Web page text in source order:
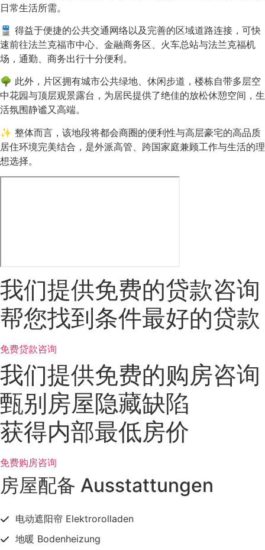
日常生活所需。
🚆 得益于便捷的公共交通网络以及完善的区域道路连接，可快
速前往法兰克福市中心、金融商务区、火车总站与法兰克福机
场，通勤、商务出行十分便利。
🌳 此外，片区拥有城市公共绿地、休闲步道，楼栋自带多层空
中花园与顶层观景露台，为居民提供了绝佳的放松休憩空间，生
活氛围静谧又高端。
✨ 整体而言，该地段将都会商圈的便利性与高层豪宅的高品质
居住环境完美结合，是外派高管、跨国家庭兼顾工作与生活的理
想选择。
我们提供免费的贷款咨询
帮您找到条件最好的贷款
免费贷款咨询
我们提供免费的购房咨询
甄别房屋隐藏缺陷
获得内部最低房价
免费购房咨询
房屋配备 Ausstattungen
电动遮阳帘 Elektrorolladen
地暖 Bodenheizung